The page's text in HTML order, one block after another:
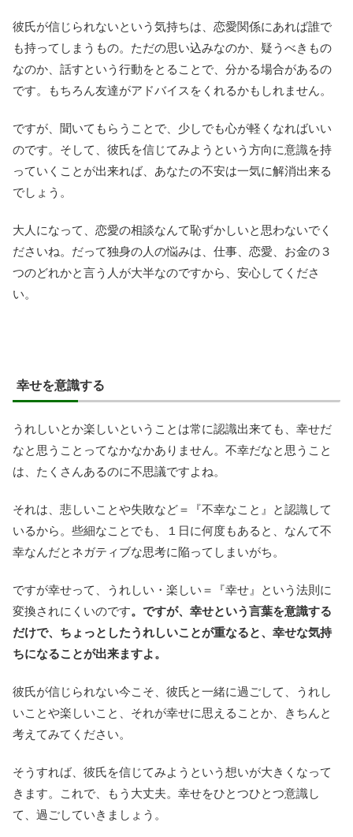
彼氏が信じられないという気持ちは、恋愛関係にあれば誰で
も持ってしまうもの。ただの思い込みなのか、疑うべきもの
なのか、話すという行動をとることで、分かる場合があるの
です。もちろん友達がアドバイスをくれるかもしれません。
ですが、聞いてもらうことで、少しでも心が軽くなればいい
のです。そして、彼氏を信じてみようという方向に意識を持
っていくことが出来れば、あなたの不安は一気に解消出来る
でしょう。
大人になって、恋愛の相談なんて恥ずかしいと思わないでく
ださいね。だって独身の人の悩みは、仕事、恋愛、お金の３
つのどれかと言う人が大半なのですから、安心してくださ
い。
幸せを意識する
うれしいとか楽しいということは常に認識出来ても、幸せだ
なと思うことってなかなかありません。不幸だなと思うこと
は、たくさんあるのに不思議ですよね。
それは、悲しいことや失敗など＝『不幸なこと』と認識して
いるから。些細なことでも、１日に何度もあると、なんて不
幸なんだとネガティブな思考に陥ってしまいがち。
ですが幸せって、うれしい・楽しい＝『幸せ』という法則に
変換されにくいのです。ですが、幸せという言葉を意識する
だけで、ちょっとしたうれしいことが重なると、幸せな気持
ちになることが出来ますよ。
彼氏が信じられない今こそ、彼氏と一緒に過ごして、うれし
いことや楽しいこと、それが幸せに思えることか、きちんと
考えてみてください。
そうすれば、彼氏を信じてみようという想いが大きくなって
きます。これで、もう大丈夫。幸せをひとつひとつ意識し
て、過ごしていきましょう。